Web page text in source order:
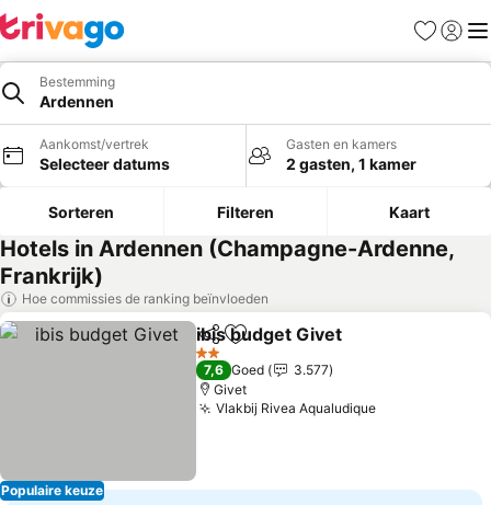
Favorieten
Bestemming
Ardennen
Aankomst/vertrek
Selecteer datums
Gasten en kamers
2 gasten, 1 kamer
Sorteren Filteren Kaart
Hotels in Ardennen (Champagne-Ardenne,
Frankrijk)
Hoe commissies de ranking beïnvloeden
Populaire keuze
DelenToevoegen aan favorieten
ibis budget Givet
2 Sterren
7,6 Goed
3.577
Givet
Vlakbij Rivea Aqualudique